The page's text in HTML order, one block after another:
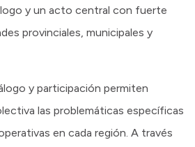
y un acto central con fuerte
provinciales, municipales y
y participación permiten
las problemáticas específicas
en cada región. A través